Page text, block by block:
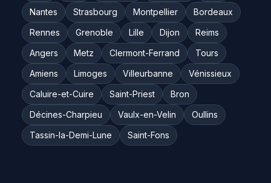
Nantes
Strasbourg Montpellier
Bordeaux
Rennes
Grenoble Lille Dijon
Reims
Angers
Metz Clermont-Ferrand
Tours
Amiens
Limoges Villeurbanne
Vénissieux
Caluire-et-Cuire
Saint-Priest
Bron
Décines-Charpieu
Vaulx-en-Velin
Oullins
Tassin-la-Demi-Lune
Saint-Fons